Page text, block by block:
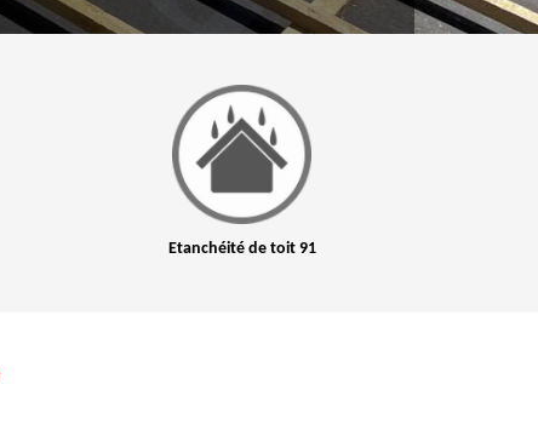
Etanchéité de toit 91